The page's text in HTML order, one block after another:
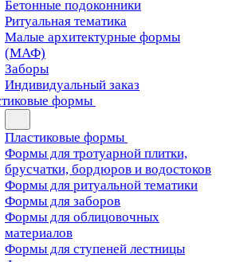
Бетонные подоконники
Ритуальная тематика
Малые архитектурные формы
(МАФ)
Заборы
Индивидуальный заказ
формы
Пластиковые формы
Формы для тротуарной плитки,
брусчатки, бордюров и водостоков
Формы для ритуальной тематики
Формы для заборов
Формы для облицовочных
материалов
Формы для ступеней лестницы